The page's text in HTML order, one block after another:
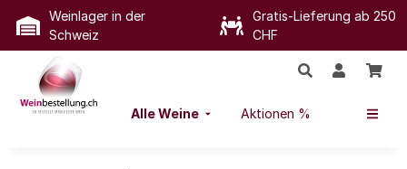
Weinlager in der
Schweiz
Gratis-Lieferung ab 250
CHF
Alle Weine Aktionen %